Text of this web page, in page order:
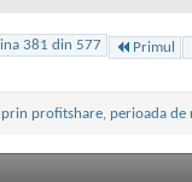
381 din 577 Primul
profitshare, perioada